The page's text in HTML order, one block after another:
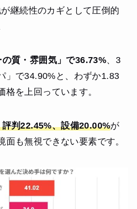
継続性のカギとして圧倒的
の質・雰囲気」で36.73%、3
」で34.90%と、わずか1.83
格を上回っています。
評判22.45%、設備20.00%が
面も無視できない要素です。